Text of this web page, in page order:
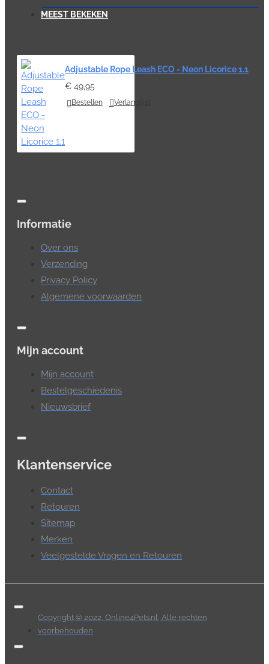
MEEST BEKEKEN
Adjustable Rope Leash ECO - Neon Licorice 1.1
€ 49,95
Bestellen Verlanglijst
Informatie
Over ons
Verzending
Privacy Policy
Algemene voorwaarden
Mijn account
Mijn account
Bestelgeschiedenis
Nieuwsbrief
Klantenservice
Contact
Retouren
Sitemap
Merken
Veelgestelde Vragen en Retouren
Copyright © 2022, Online4Pets.nl, Alle rechten
voorbehouden